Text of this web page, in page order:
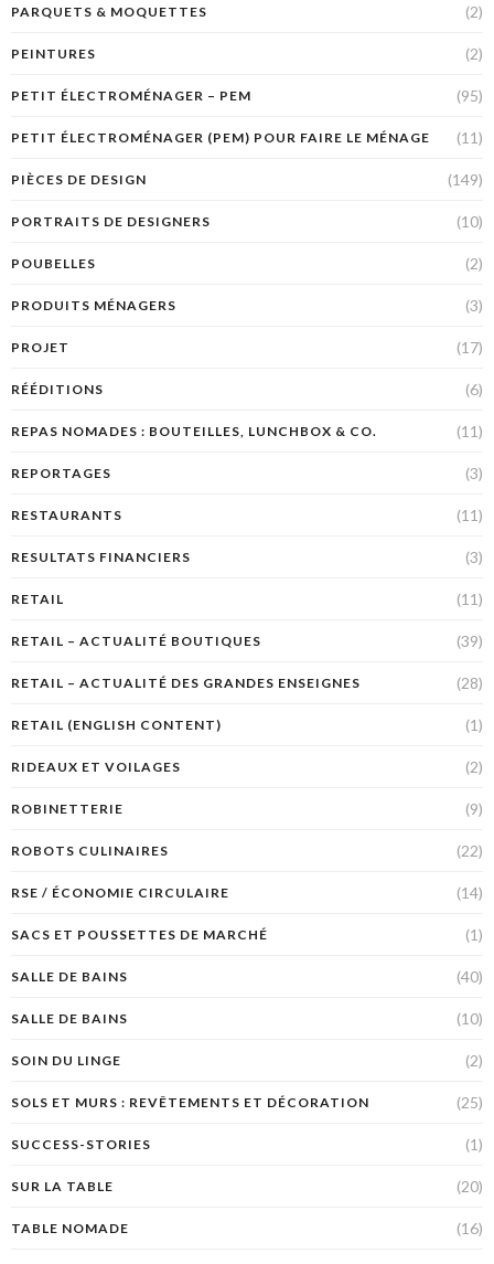
PARQUETS & MOQUETTES (2)
PEINTURES (2)
PETIT ÉLECTROMÉNAGER – PEM (95)
PETIT ÉLECTROMÉNAGER (PEM) POUR FAIRE LE MÉNAGE (11)
PIÈCES DE DESIGN (149)
PORTRAITS DE DESIGNERS (10)
POUBELLES (2)
PRODUITS MÉNAGERS (3)
PROJET (17)
RÉÉDITIONS (6)
REPAS NOMADES : BOUTEILLES, LUNCHBOX & CO. (11)
REPORTAGES (3)
RESTAURANTS (11)
RESULTATS FINANCIERS (3)
RETAIL (11)
RETAIL – ACTUALITÉ BOUTIQUES (39)
RETAIL – ACTUALITÉ DES GRANDES ENSEIGNES (28)
RETAIL (ENGLISH CONTENT) (1)
RIDEAUX ET VOILAGES (2)
ROBINETTERIE (9)
ROBOTS CULINAIRES (22)
RSE / ÉCONOMIE CIRCULAIRE (14)
SACS ET POUSSETTES DE MARCHÉ (1)
SALLE DE BAINS (40)
SALLE DE BAINS (10)
SOIN DU LINGE (2)
SOLS ET MURS : REVÊTEMENTS ET DÉCORATION (25)
SUCCESS-STORIES (1)
SUR LA TABLE (20)
TABLE NOMADE (16)